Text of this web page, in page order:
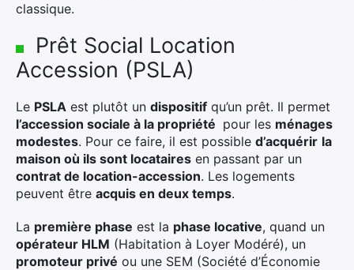
classique.
Prêt Social Location
Accession (PSLA)
Le PSLA est plutôt un dispositif qu’un prêt. Il permet
l’accession sociale à la propriété pour les ménages
modestes. Pour ce faire, il est possible d’acquérir la
maison où ils sont locataires en passant par un
contrat de location-accession. Les logements
peuvent être acquis en deux temps.
La première phase est la phase locative, quand un
opérateur HLM (Habitation à Loyer Modéré), un
promoteur privé ou une SEM (Société d’Économie